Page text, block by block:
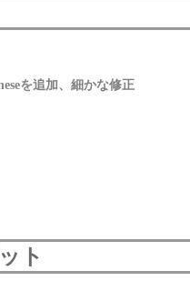
を追加、細かな修正
ト